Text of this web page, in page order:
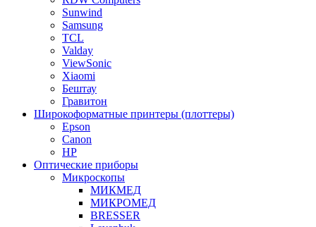
Sunwind
Samsung
TCL
Valday
ViewSonic
Xiaomi
Бештау
Гравитон
Широкоформатные принтеры (плоттеры)
Epson
Canon
HP
Оптические приборы
Микроскопы
МИКМЕД
МИКРОМЕД
BRESSER